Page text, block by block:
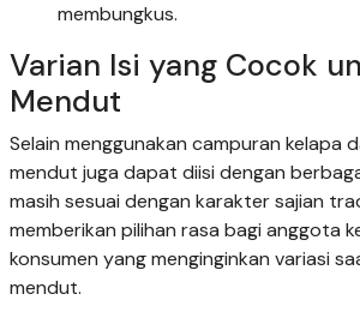
membungkus.
Varian Isi yang Cocok
Mendut
Selain menggunakan campuran kelapa
mendut juga dapat diisi dengan
masih sesuai dengan karakter sajian
memberikan pilihan rasa bagi anggota
konsumen yang menginginkan variasi
mendut.